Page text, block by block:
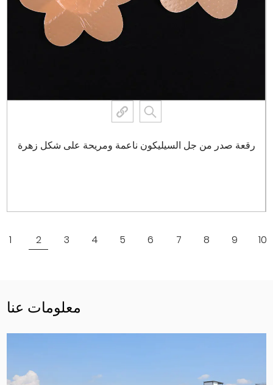
رقعة صدر من جل السيليكون ناعمة ومريحة على شكل زهرة
1
2 3 4 5 6 7 8 9 10
معلومات عنا